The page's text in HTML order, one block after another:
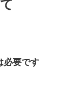
必要です